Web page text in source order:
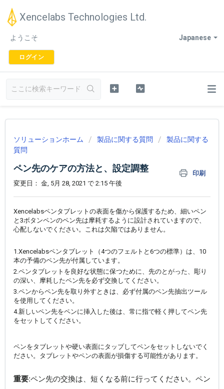
Xencelabs Technologies Ltd.
Japanese
ようこそ
ログイン
ソリューションホーム 製品に関する質問
製品に関する
質問
ペン先のケアの方法と、設定調整
印刷
変更日： 金, 5月 28, 2021 で 2:15 午後
Xencelabsペンタブレットの表面を傷から保護するため、細いペン
と3ボタンペンのペン先は摩耗するように設計されていますので、
心配しないでください。これは欠陥ではありません。
1.Xencelabsペンタブレット（4つのフェルトと6つの標準）は、10
本の予備のペン先が付属しています。
2.ペンタブレットを良好な状態に保つために、先のとがった、彫り
の深い、摩耗したペン先を必ず交換してください。
3.ペンからペン先を取り外すときは、必ず付属のペン先抽出ツール
を使用してください。
4.新しいペン先をペンに挿入した後は、常に指で軽く押してペン先
をセットしてください。
ペンをタブレットや硬い表面にタップしてペンをセットしないでく
ださい。タブレットやペンの表面が損傷する可能性があります。
重要:ペン先の交換は、短くなる前に行ってください。ペン